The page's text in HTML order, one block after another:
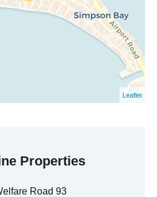
Leaflet
Properties
Road 93